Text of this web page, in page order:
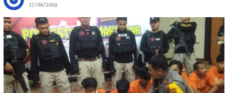
17/06/2019